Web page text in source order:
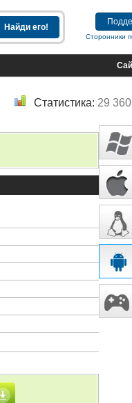
Сторонники
Статистика: 29